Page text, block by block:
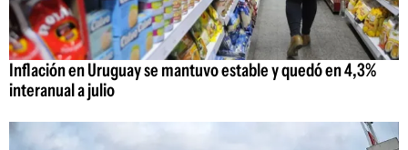
Inflación en Uruguay se mantuvo estable y quedó en 4,3%
interanual a julio